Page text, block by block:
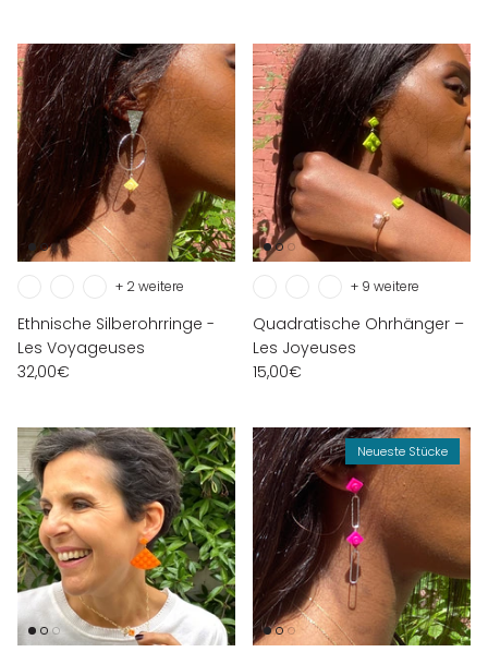
Ethnische Silberohrringe -
Les Voyageuses
32,00€
+ 2 weitere
Quadratische Ohrhänger –
Les Joyeuses
15,00€
+ 9 weitere
Neueste Stücke